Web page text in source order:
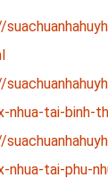
nhua-tai-binh-
nhua-tai-phu-